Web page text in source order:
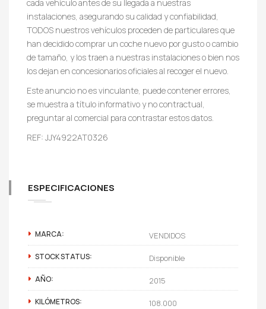
cada vehículo antes de su llegada a nuestras
instalaciones, asegurando su calidad y confiabilidad,
TODOS nuestros vehículos proceden de particulares que
han decidido comprar un coche nuevo por gusto o cambio
de tamaño, y los traen a nuestras instalaciones o bien nos
los dejan en concesionarios oficiales al recoger el nuevo.
Este anuncio no es vinculante, puede contener errores,
se muestra a título informativo y no contractual,
preguntar al comercial para contrastar estos datos.
REF: JJY4922AT0326
ESPECIFICACIONES
MARCA: VENDIDOS
STOCK STATUS: Disponible
AÑO: 2015
KILÓMETROS: 108.000